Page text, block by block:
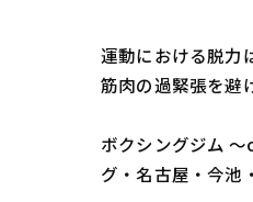
運動における脱力
筋肉の過緊張を避
ボクシングジム
グ・名古屋・今池